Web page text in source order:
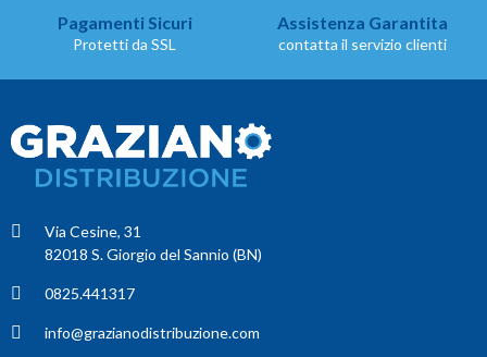
Pagamenti Sicuri
Protetti da SSL
Assistenza Garantita
contatta il servizio clienti
Via Cesine, 31
82018 S. Giorgio del Sannio (BN)
0825.441317
info@grazianodistribuzione.com